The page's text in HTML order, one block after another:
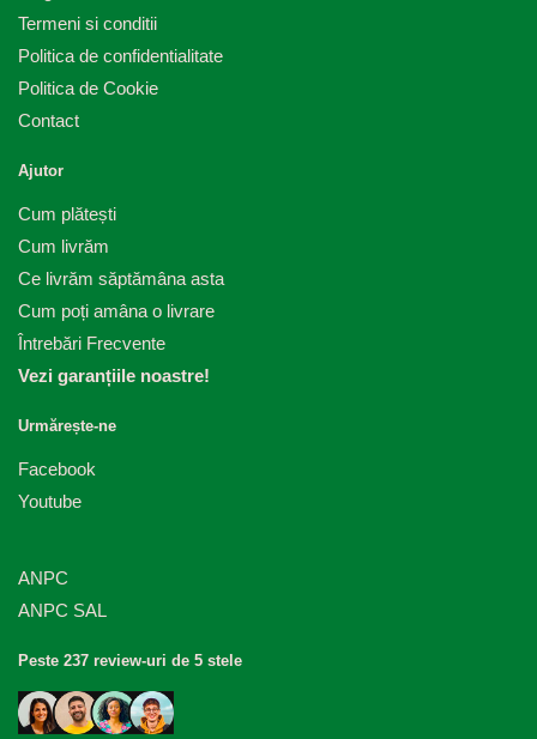
Termeni si conditii
Politica de confidentialitate
Politica de Cookie
Contact
Ajutor
Cum plătești
Cum livrăm
Ce livrăm săptămâna asta
Cum poți amâna o livrare
Întrebări Frecvente
Vezi garanțiile noastre!
Urmărește-ne
Facebook
Youtube
ANPC
ANPC SAL
Peste 237 review-uri de 5 stele